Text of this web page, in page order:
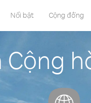
Nổi bật Cộng đồng